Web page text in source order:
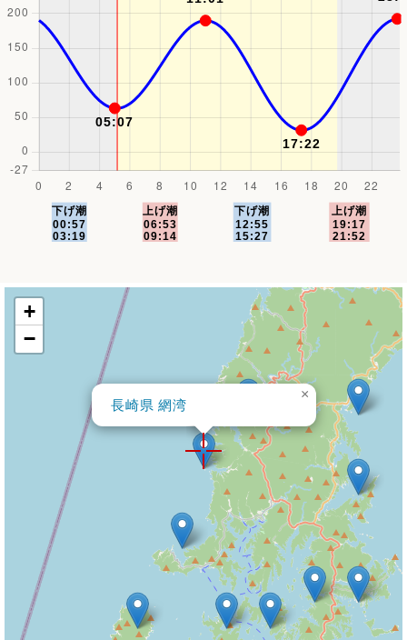
長崎県 網湾
×
+
−